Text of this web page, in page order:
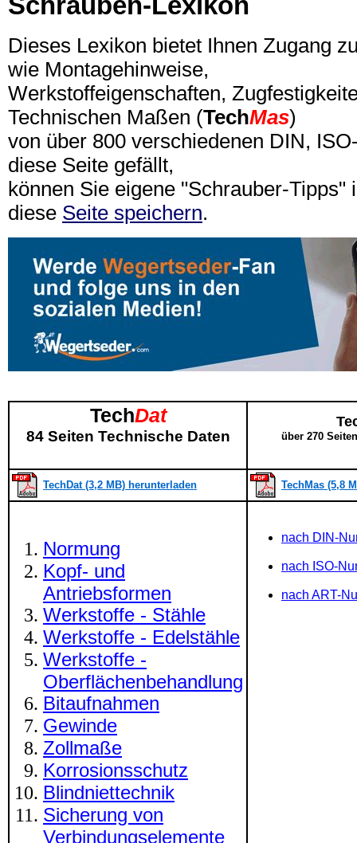
Dieses Lexikon bietet Ihnen Zugang
wie Montagehinweise,
Werkstoffeigenschaften,
Technischen Maßen (TechMas)
von über 800 verschiedenen DIN,
diese Seite gefällt,
können Sie eigene "Schrauber-Tipps"
diese Seite speichern.
TechDat
84 Seiten Technische Daten über 270
TechDat (3,2 MB) herunterladen TechMas (5,8
Normung
Kopf- und
Antriebsformen
Werkstoffe - Stähle
Werkstoffe - Edelstähle
Werkstoffe -
Oberflächenbehandlung
Bitaufnahmen
Gewinde
Zollmaße
Korrosionsschutz
Blindniettechnik
Sicherung von
Verbindungselemente
nach DIN-
nach ISO-
nach ART-